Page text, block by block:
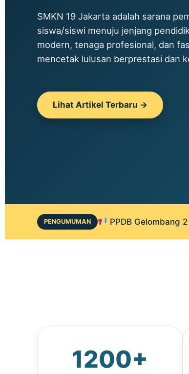
SMKN 19 Jakarta adalah sarana
siswa/siswi menuju jenjang
modern, tenaga profesional, dan
mencetak lulusan berprestasi dan
Lihat Artikel Terbaru →
PENGUMUMAN PPDB Gelombang
1200+